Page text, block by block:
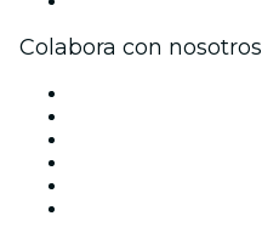
Colabora con nosotros